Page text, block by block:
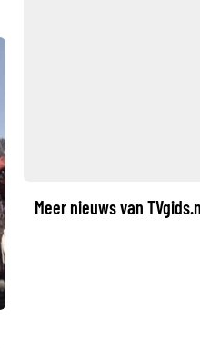
Meer nieuws van